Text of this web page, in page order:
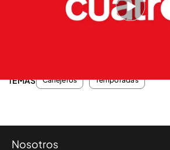
TEMAS Callejeros Temporadas
Nosotros